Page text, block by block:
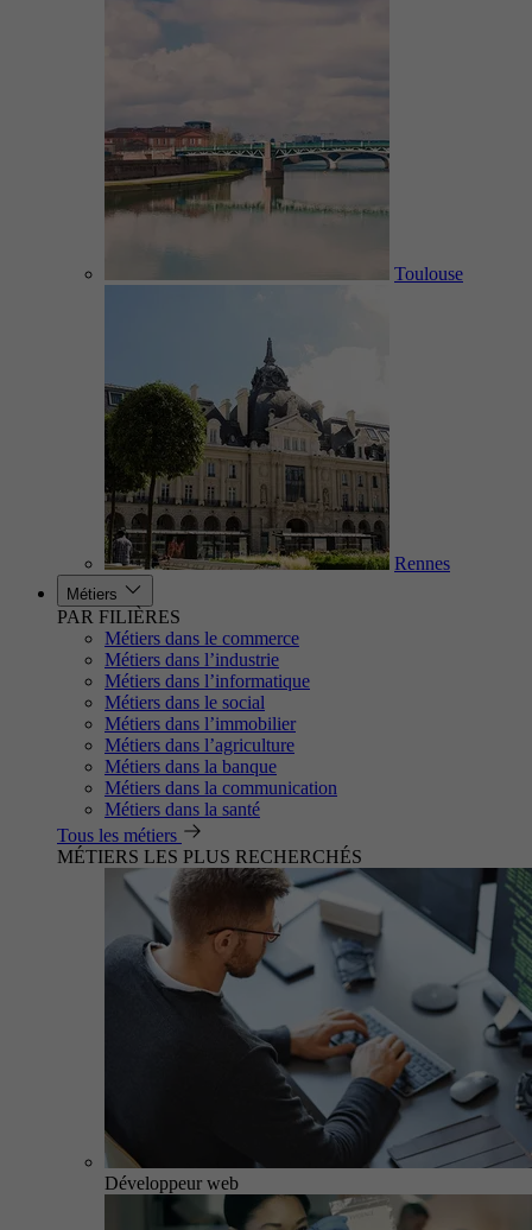
Toulouse
Rennes
Métiers
PAR FILIÈRES
Métiers dans le commerce
Métiers dans l’industrie
Métiers dans l’informatique
Métiers dans le social
Métiers dans l’immobilier
Métiers dans l’agriculture
Métiers dans la banque
Métiers dans la communication
Métiers dans la santé
Tous les métiers
MÉTIERS LES PLUS RECHERCHÉS
Développeur web